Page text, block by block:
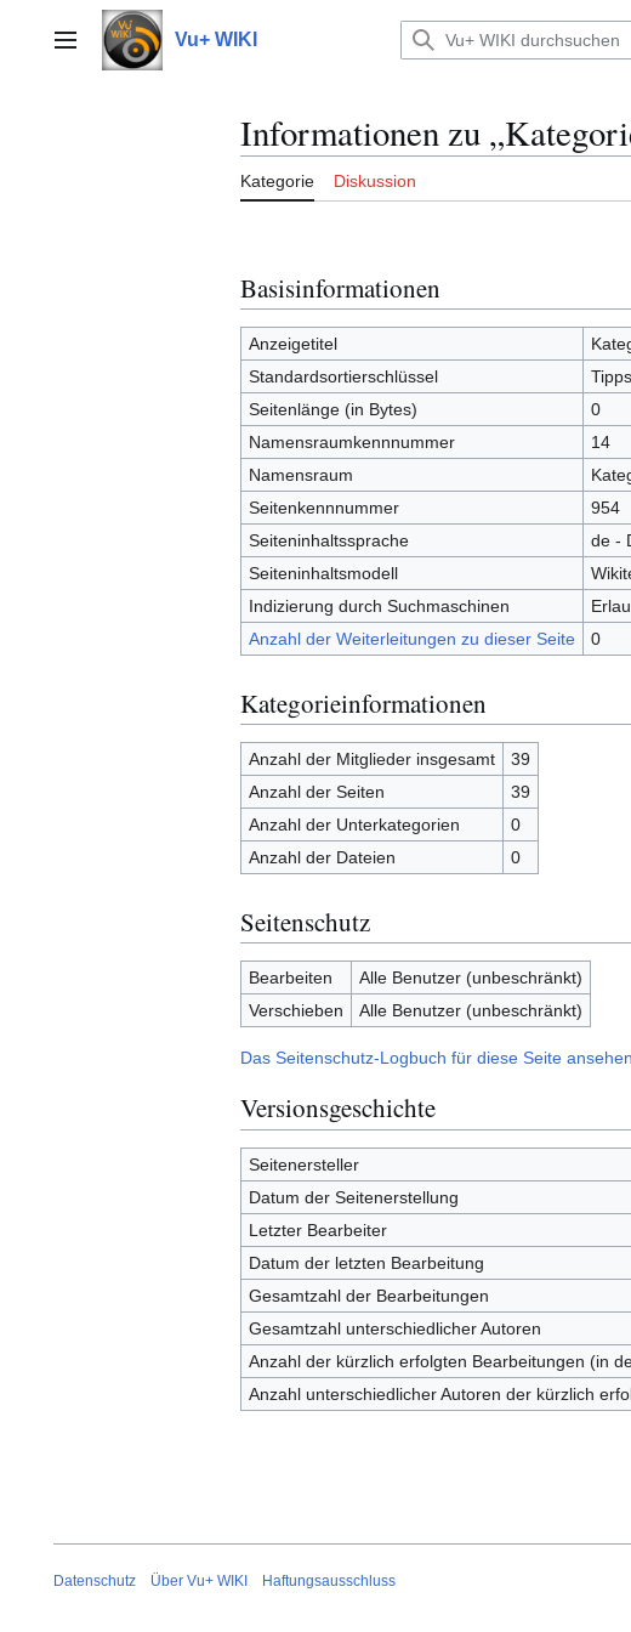
springenHauptmenü Vu+ WIKI
Informationen zu
Kategorie Diskussion
Basisinformationen
Anzeigetitel
Standardsortierschlüssel
Seitenlänge (in Bytes)
0
Namensraumkennnummer
14
Namensraum
Seitenkennnummer
954
Seiteninhaltssprache
de -
Seiteninhaltsmodell
Indizierung durch Suchmaschinen
Anzahl der Weiterleitungen zu dieser Seite
0
Kategorieinformationen
Anzahl der Mitglieder insgesamt
39
Anzahl der Seiten
39
Anzahl der Unterkategorien
0
Anzahl der Dateien
0
Seitenschutz
Bearbeiten
Alle Benutzer (unbeschränkt)
Verschieben
Alle Benutzer (unbeschränkt)
Das Seitenschutz-Logbuch für diese Seite
Versionsgeschichte
Seitenersteller
Datum der Seitenerstellung
Letzter Bearbeiter
Datum der letzten Bearbeitung
Gesamtzahl der Bearbeitungen
Gesamtzahl unterschiedlicher Autoren
Anzahl der kürzlich erfolgten Bearbeitungen (in
Anzahl unterschiedlicher Autoren der kürzlich
Datenschutz Über Vu+ WIKI Haftungsausschluss